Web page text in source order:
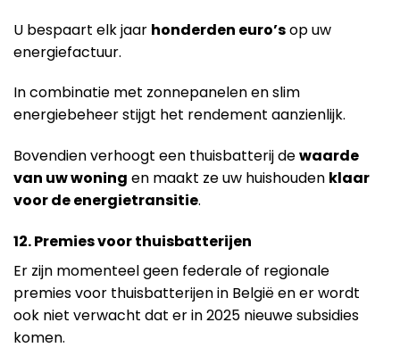
U bespaart elk jaar honderden euro’sop uw
energiefactuur.
In combinatie met zonnepanelen en slim
energiebeheer stijgt het rendement aanzienlijk.
Bovendien verhoogt een thuisbatterij dewaarde
van uw woning en maakt ze uw huishouden klaar
voor de energietransitie.
12. Premies voor thuisbatterijen
Er zijn momenteel geen federale of regionale
premies voor thuisbatterijen in België en er wordt
ook niet verwacht dat er in 2025 nieuwe subsidies
komen.